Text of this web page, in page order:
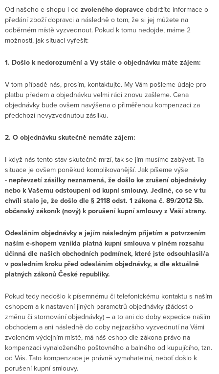
Od našeho e-shopu i od zvoleného dopravce obdržíte informace o
předání zboží dopravci a následně o tom, že si jej můžete na
odběrném místě vyzvednout. Pokud k tomu nedojde, máme 2
možnosti, jak situaci vyřešit:
1. Došlo k nedorozumění a Vy stále o objednávku máte zájem:
V tom případě nás, prosím, kontaktujte. My Vám pošleme údaje pro
platbu předem a objednávku velmi rádi znovu zašleme. Cena
objednávky bude ovšem navýšena o přiměřenou kompenzaci za
předchozí nevyzvednutou zásilku.
2. O objednávku skutečně nemáte zájem:
I když nás tento stav skutečně mrzí, tak se jím musíme zabývat. Ta
situace je ovšem poněkud komplikovanější. Jak píšeme výše
- nepřevzetí zásilky neznamená, že došlo ke zrušení objednávky
nebo k Vašemu odstoupení od kupní smlouvy. Jediné, co se v tu
chvíli stalo je, že došlo dle § 2118 odst. 1 zákona č. 89/2012 Sb.
občanský zákoník (nový) k porušení kupní smlouvy z Vaší strany.
Odesláním objednávky a jejím následným přijetím a potvrzením
naším e-shopem vznikla platná kupní smlouva v plném rozsahu
účinná dle našich obchodních podmínek, které jste odsouhlasil/a
v posledním kroku před odesláním objednávky, a dle aktuálně
platných zákonů České republiky.
Pokud tedy nedošlo k písemnému či telefonickému kontaktu s naším
eshopem a k nastavení jiných parametrů objednávky (žádost o
změnu či stornování objednávky) – a to ani do doby expedice naším
obchodem a ani následně do doby nejzazšího vyzvednutí na Vámi
zvoleném výdejním místě, má náš eshop dle zákona právo na
kompenzaci vynaloženého poštovného a balného od kupujícího, tzn.
od Vás. Tato kompenzace je právně vymahatelná, neboť došlo k
porušení kupní smlouvy.